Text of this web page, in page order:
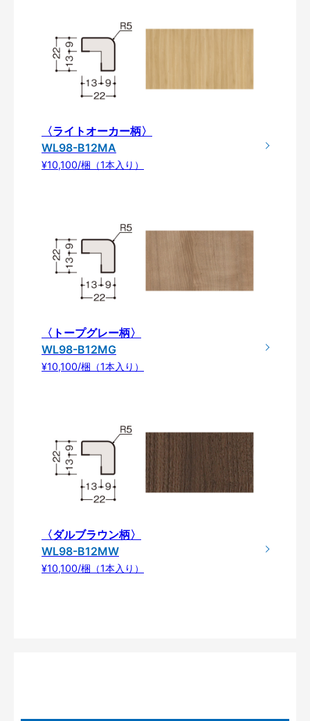
〈ライトオーカー柄〉
WL98-B12MA
¥10,100/梱（1本入り）
〈トープグレー柄〉
WL98-B12MG
¥10,100/梱（1本入り）
〈ダルブラウン柄〉
WL98-B12MW
¥10,100/梱（1本入り）